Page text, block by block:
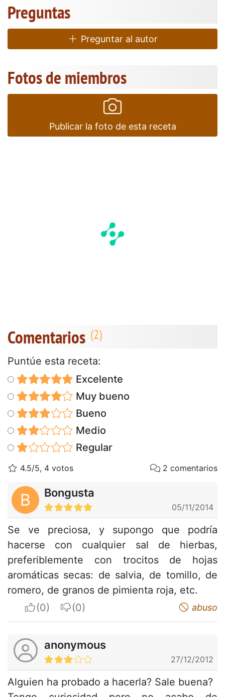
Preguntas
Preguntar al autor
Fotos de miembros
Publicar la foto de esta receta
Comentarios
Puntúe esta receta:
Excelente
Muy bueno
Bueno
Medio
Regular
4.5/5, 4 votos 2 comentarios
B Bongusta
05/11/2014
Se ve preciosa, y supongo que podría
hacerse con cualquier sal de hierbas,
preferiblemente con trocitos de hojas
aromáticas secas: de salvia, de tomillo, de
romero, de granos de pimienta roja, etc.
I apreciateI do not appreciate abuso
anonymous
27/12/2012
Alguien ha probado a hacerla? Sale buena?